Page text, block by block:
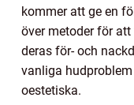
kommer att ge en
över metoder för
deras för- och
vanliga
oestetiska.